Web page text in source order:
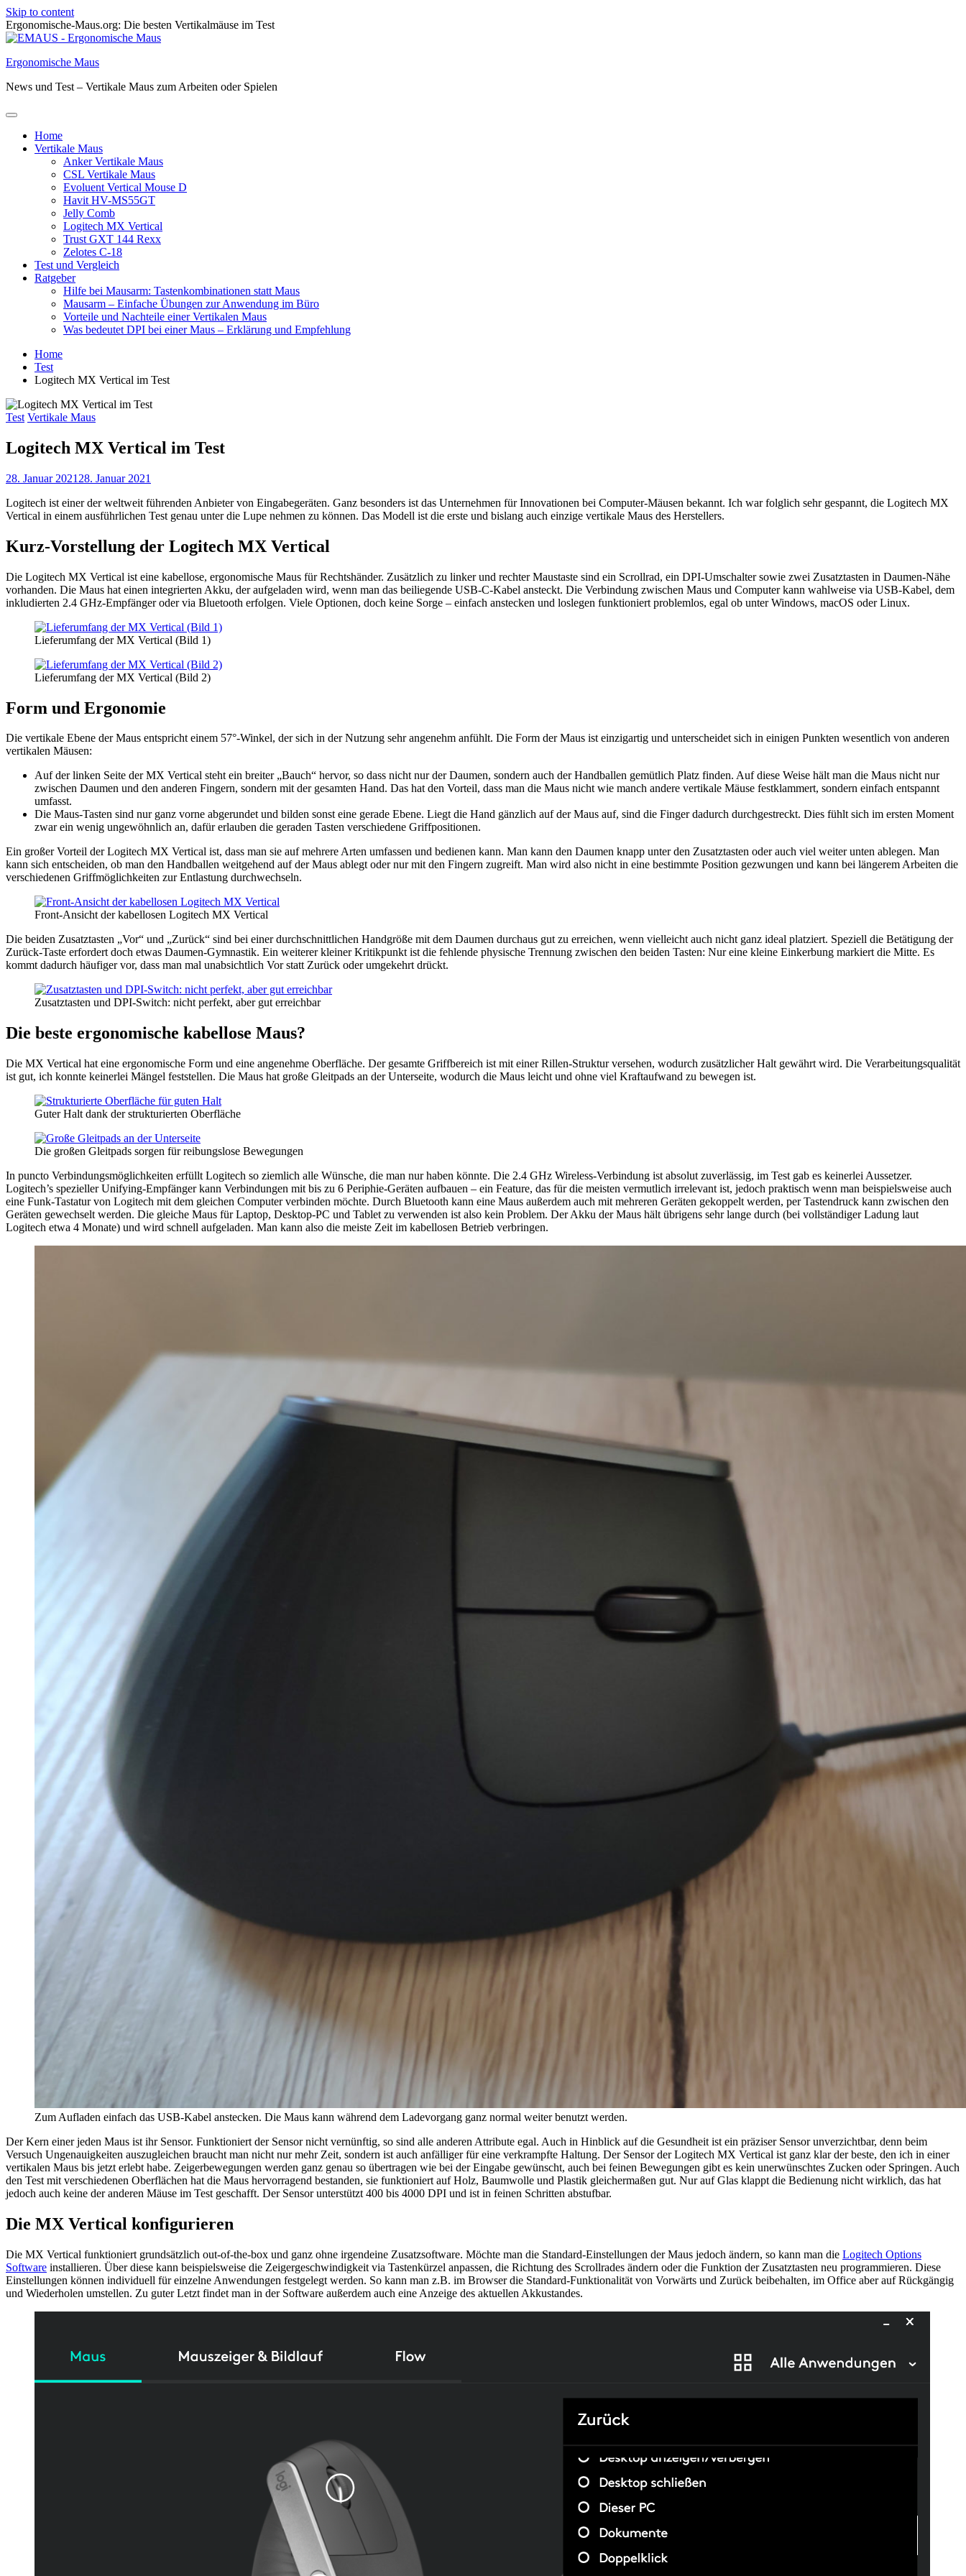
Skip to content
Ergonomische-Maus.org: Die besten Vertikalmäuse im Test
Ergonomische Maus
News und Test – Vertikale Maus zum Arbeiten oder Spielen
Home
Vertikale Maus
Anker Vertikale Maus
CSL Vertikale Maus
Evoluent Vertical Mouse D
Havit HV-MS55GT
Jelly Comb
Logitech MX Vertical
Trust GXT 144 Rexx
Zelotes C-18
Test und Vergleich
Ratgeber
Hilfe bei Mausarm: Tastenkombinationen statt Maus
Mausarm – Einfache Übungen zur Anwendung im Büro
Vorteile und Nachteile einer Vertikalen Maus
Was bedeutet DPI bei einer Maus – Erklärung und Empfehlung
Home
Test
Logitech MX Vertical im Test
Test Vertikale Maus
Logitech MX Vertical im Test
28. Januar 2021 28. Januar 2021
Logitech ist einer der weltweit führenden Anbieter von Eingabegeräten. Ganz besonders ist das Unternehmen für Innovationen bei Computer-Mäusen bekannt. Ich war folglich sehr gespannt, die Logitech MX
Vertical in einem ausführlichen Test genau unter die Lupe nehmen zu können. Das Modell ist die erste und bislang auch einzige vertikale Maus des Herstellers.
Kurz-Vorstellung der Logitech MX Vertical
Die Logitech MX Vertical ist eine kabellose, ergonomische Maus für Rechtshänder. Zusätzlich zu linker und rechter Maustaste sind ein Scrollrad, ein DPI-Umschalter sowie zwei Zusatztasten in Daumen-Nähe
vorhanden. Die Maus hat einen integrierten Akku, der aufgeladen wird, wenn man das beiliegende USB-C-Kabel ansteckt. Die Verbindung zwischen Maus und Computer kann wahlweise via USB-Kabel, dem
inkludierten 2.4 GHz-Empfänger oder via Bluetooth erfolgen. Viele Optionen, doch keine Sorge – einfach anstecken und loslegen funktioniert problemlos, egal ob unter Windows, macOS oder Linux.
Lieferumfang der MX Vertical (Bild 1)
Lieferumfang der MX Vertical (Bild 2)
Form und Ergonomie
Die vertikale Ebene der Maus entspricht einem 57°-Winkel, der sich in der Nutzung sehr angenehm anfühlt. Die Form der Maus ist einzigartig und unterscheidet sich in einigen Punkten wesentlich von anderen
vertikalen Mäusen:
Auf der linken Seite der MX Vertical steht ein breiter „Bauch“ hervor, so dass nicht nur der Daumen, sondern auch der Handballen gemütlich Platz finden. Auf diese Weise hält man die Maus nicht nur
zwischen Daumen und den anderen Fingern, sondern mit der gesamten Hand. Das hat den Vorteil, dass man die Maus nicht wie manch andere vertikale Mäuse festklammert, sondern einfach entspannt
umfasst.
Die Maus-Tasten sind nur ganz vorne abgerundet und bilden sonst eine gerade Ebene. Liegt die Hand gänzlich auf der Maus auf, sind die Finger dadurch durchgestreckt. Dies fühlt sich im ersten Moment
zwar ein wenig ungewöhnlich an, dafür erlauben die geraden Tasten verschiedene Griffpositionen.
Ein großer Vorteil der Logitech MX Vertical ist, dass man sie auf mehrere Arten umfassen und bedienen kann. Man kann den Daumen knapp unter den Zusatztasten oder auch viel weiter unten ablegen. Man
kann sich entscheiden, ob man den Handballen weitgehend auf der Maus ablegt oder nur mit den Fingern zugreift. Man wird also nicht in eine bestimmte Position gezwungen und kann bei längerem Arbeiten die
verschiedenen Griffmöglichkeiten zur Entlastung durchwechseln.
Front-Ansicht der kabellosen Logitech MX Vertical
Die beiden Zusatztasten „Vor“ und „Zurück“ sind bei einer durchschnittlichen Handgröße mit dem Daumen durchaus gut zu erreichen, wenn vielleicht auch nicht ganz ideal platziert. Speziell die Betätigung der
Zurück-Taste erfordert doch etwas Daumen-Gymnastik. Ein weiterer kleiner Kritikpunkt ist die fehlende physische Trennung zwischen den beiden Tasten: Nur eine kleine Einkerbung markiert die Mitte. Es
kommt dadurch häufiger vor, dass man mal unabsichtlich Vor statt Zurück oder umgekehrt drückt.
Zusatztasten und DPI-Switch: nicht perfekt, aber gut erreichbar
Die beste ergonomische kabellose Maus?
Die MX Vertical hat eine ergonomische Form und eine angenehme Oberfläche. Der gesamte Griffbereich ist mit einer Rillen-Struktur versehen, wodurch zusätzlicher Halt gewährt wird. Die Verarbeitungsqualität
ist gut, ich konnte keinerlei Mängel feststellen. Die Maus hat große Gleitpads an der Unterseite, wodurch die Maus leicht und ohne viel Kraftaufwand zu bewegen ist.
Guter Halt dank der strukturierten Oberfläche
Die großen Gleitpads sorgen für reibungslose Bewegungen
In puncto Verbindungsmöglichkeiten erfüllt Logitech so ziemlich alle Wünsche, die man nur haben könnte. Die 2.4 GHz Wireless-Verbindung ist absolut zuverlässig, im Test gab es keinerlei Aussetzer.
Logitech’s spezieller Unifying-Empfänger kann Verbindungen mit bis zu 6 Periphie-Geräten aufbauen – ein Feature, das für die meisten vermutlich irrelevant ist, jedoch praktisch wenn man beispielsweise auch
eine Funk-Tastatur von Logitech mit dem gleichen Computer verbinden möchte. Durch Bluetooth kann eine Maus außerdem auch mit mehreren Geräten gekoppelt werden, per Tastendruck kann zwischen den
Geräten gewechselt werden. Die gleiche Maus für Laptop, Desktop-PC und Tablet zu verwenden ist also kein Problem. Der Akku der Maus hält übrigens sehr lange durch (bei vollständiger Ladung laut
Logitech etwa 4 Monate) und wird schnell aufgeladen. Man kann also die meiste Zeit im kabellosen Betrieb verbringen.
Zum Aufladen einfach das USB-Kabel anstecken. Die Maus kann während dem Ladevorgang ganz normal weiter benutzt werden.
Der Kern einer jeden Maus ist ihr Sensor. Funktioniert der Sensor nicht vernünftig, so sind alle anderen Attribute egal. Auch in Hinblick auf die Gesundheit ist ein präziser Sensor unverzichtbar, denn beim
Versuch Ungenauigkeiten auszugleichen braucht man nicht nur mehr Zeit, sondern ist auch anfälliger für eine verkrampfte Haltung. Der Sensor der Logitech MX Vertical ist ganz klar der beste, den ich in einer
vertikalen Maus bis jetzt erlebt habe. Zeigerbewegungen werden ganz genau so übertragen wie bei der Eingabe gewünscht, auch bei feinen Bewegungen gibt es kein unerwünschtes Zucken oder Springen. Auch
den Test mit verschiedenen Oberflächen hat die Maus hervorragend bestanden, sie funktioniert auf Holz, Baumwolle und Plastik gleichermaßen gut. Nur auf Glas klappt die Bedienung nicht wirklich, das hat
jedoch auch keine der anderen Mäuse im Test geschafft. Der Sensor unterstützt 400 bis 4000 DPI und ist in feinen Schritten abstufbar.
Die MX Vertical konfigurieren
Die MX Vertical funktioniert grundsätzlich out-of-the-box und ganz ohne irgendeine Zusatzsoftware. Möchte man die Standard-Einstellungen der Maus jedoch ändern, so kann man die Logitech Options
Software installieren. Über diese kann beispielsweise die Zeigergeschwindigkeit via Tastenkürzel anpassen, die Richtung des Scrollrades ändern oder die Funktion der Zusatztasten neu programmieren. Diese
Einstellungen können individuell für einzelne Anwendungen festgelegt werden. So kann man z.B. im Browser die Standard-Funktionalität von Vorwärts und Zurück beibehalten, im Office aber auf Rückgängig
und Wiederholen umstellen. Zu guter Letzt findet man in der Software außerdem auch eine Anzeige des aktuellen Akkustandes.